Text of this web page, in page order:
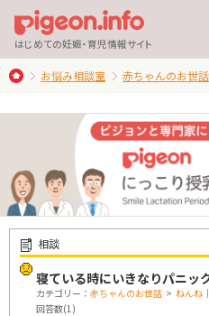
はじめての妊娠・育児情報サイト
お悩み相談室 赤ちゃんのお世話
相談
寝ている時にいきなりパニッ
カテゴリー： 赤ちゃんのお世話 > ねんね
回答数(1)